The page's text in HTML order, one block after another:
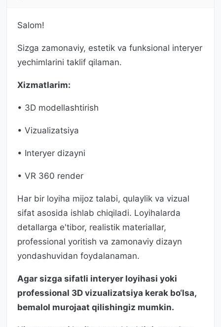
Salom!
Sizga zamonaviy, estetik va funksional interyer
yechimlarini taklif qilaman.
Xizmatlarim:
• 3D modellashtirish
• Vizualizatsiya
• Interyer dizayni
• VR 360 render
Har bir loyiha mijoz talabi, qulaylik va vizual
sifat asosida ishlab chiqiladi. Loyihalarda
detallarga e'tibor, realistik materiallar,
professional yoritish va zamonaviy dizayn
yondashuvidan foydalanaman.
Agar sizga sifatli interyer loyihasi yoki
professional 3D vizualizatsiya kerak bo‘lsa,
bemalol murojaat qilishingiz mumkin.